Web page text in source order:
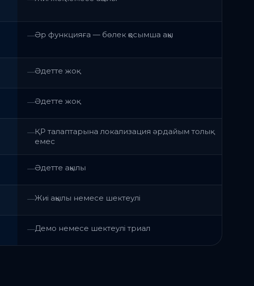
—Әр функцияға — бөлек қосымша ақы
—Әдетте жоқ
—Әдетте жоқ
—ҚР талаптарына локализация әрдайым толық
емес
—Әдетте ақылы
—Жиі ақылы немесе шектеулі
—Демо немесе шектеулі триал